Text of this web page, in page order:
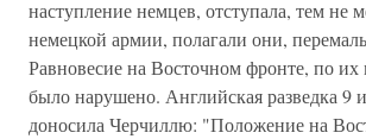
наступление немцев, отступала, тем не
немецкой армии, полагали они,
Равновесие на Восточном фронте, по
было нарушено. Английская разведка 9
доносила Черчиллю: "Положение на